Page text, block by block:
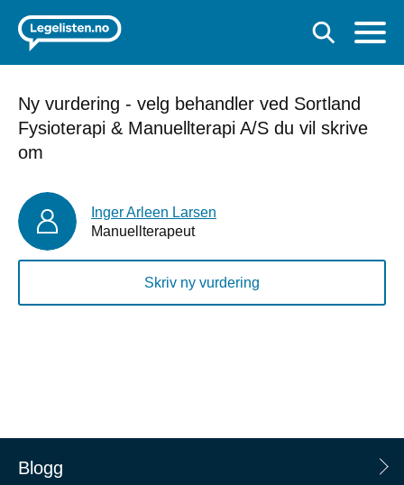
Ny vurdering - velg behandler ved Sortland
Fysioterapi & Manuellterapi A/S du vil skrive
om
Inger Arleen Larsen
Manuellterapeut
Skriv ny vurdering
Blogg